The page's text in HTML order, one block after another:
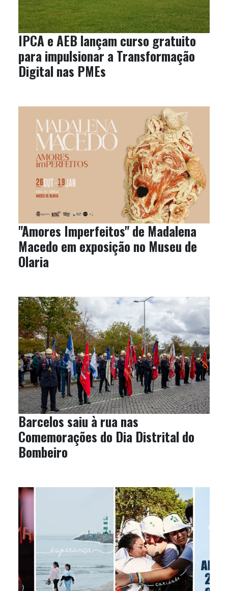
IPCA e AEB lançam curso gratuito
para impulsionar a Transformação
Digital nas PMEs
"Amores Imperfeitos" de Madalena
Macedo em exposição no Museu de
Olaria
Barcelos saiu à rua nas
Comemorações do Dia Distrital do
Bombeiro